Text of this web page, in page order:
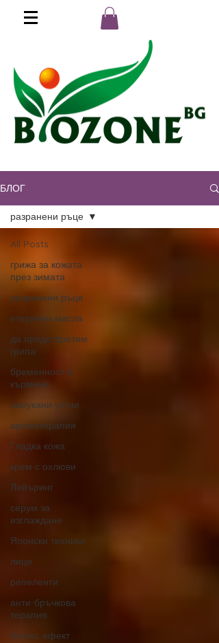
Поръчай на :
БЛОГ
All Posts
грижа за кожата
през зимата
разранени ръце
етерични масла
да предотвратим
грипа
бременност и
кърмене
напукани устни
ароматерапия
Гладка кожа
крем с охлюви
Лейъринг
серум за
изглаждане
Японски техники
лице
репеленти
анти-бръчкова
терапия
ботокс ефект
разранени ръце